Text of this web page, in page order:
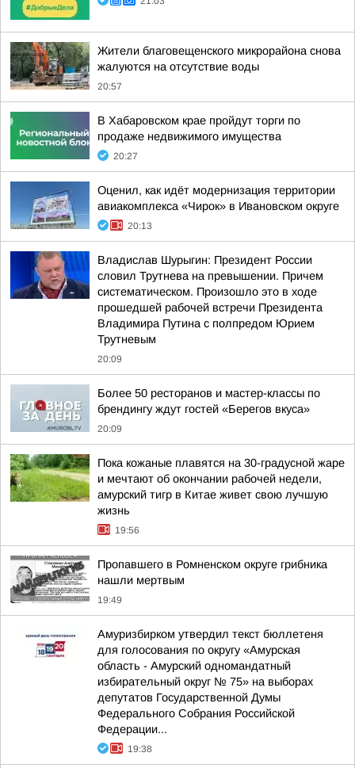
Жители благовещенского микрорайона снова
жалуются на отсутствие воды
20:57
В Хабаровском крае пройдут торги по
продаже недвижимого имущества
20:27
Оценил, как идёт модернизация территории
авиакомплекса «Чирок» в Ивановском округе
20:13
Владислав Шурыгин: Президент России
словил Трутнева на превышении. Причем
систематическом. Произошло это в ходе
прошедшей рабочей встречи Президента
Владимира Путина с полпредом Юрием
Трутневым
20:09
Более 50 ресторанов и мастер-классы по
брендингу ждут гостей «Берегов вкуса»
20:09
Пока кожаные плавятся на 30-градусной жаре
и мечтают об окончании рабочей недели,
амурский тигр в Китае живет свою лучшую
жизнь
19:56
Пропавшего в Ромненском округе грибника
нашли мертвым
19:49
Амуризбирком утвердил текст бюллетеня
для голосования по округу «Амурская
область - Амурский одномандатный
избирательный округ № 75» на выборах
депутатов Государственной Думы
Федерального Собрания Российской
Федерации...
19:38